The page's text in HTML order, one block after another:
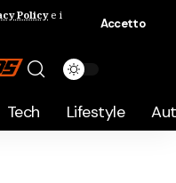
Policye i
Accetto
Tech Lifestyle